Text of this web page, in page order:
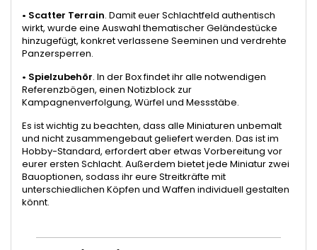
• Scatter Terrain. Damit euer Schlachtfeld authentisch
wirkt, wurde eine Auswahl thematischer Geländestücke
hinzugefügt, konkret verlassene Seeminen und verdrehte
Panzersperren.
• Spielzubehör. In der Box findet ihr alle notwendigen
Referenzbögen, einen Notizblock zur
Kampagnenverfolgung, Würfel und Messstäbe.
Es ist wichtig zu beachten, dass alle Miniaturen unbemalt
und nicht zusammengebaut geliefert werden. Das ist im
Hobby-Standard, erfordert aber etwas Vorbereitung vor
eurer ersten Schlacht. Außerdem bietet jede Miniatur zwei
Bauoptionen, sodass ihr eure Streitkräfte mit
unterschiedlichen Köpfen und Waffen individuell gestalten
könnt.